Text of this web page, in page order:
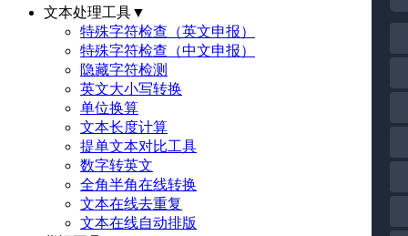
文本处理工具▼
特殊字符检查（英文申报）
特殊字符检查（中文申报）
隐藏字符检测
英文大小写转换
单位换算
文本长度计算
提单文本对比工具
数字转英文
全角半角在线转换
文本在线去重复
文本在线自动排版